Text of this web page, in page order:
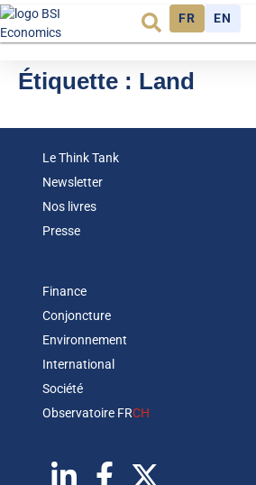
FR EN
Étiquette : Land
Le Think Tank
Newsletter
Nos livres
Presse
Finance
Conjoncture
Environnement
International
Société
Observatoire FRCH